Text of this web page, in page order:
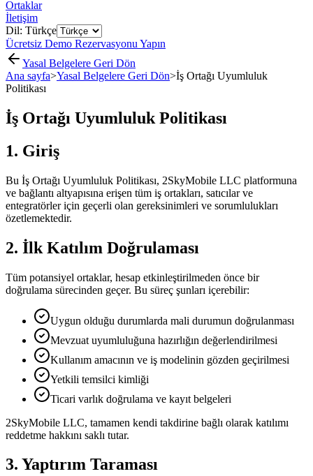
Ortaklar
İletişim
Dil: Türkçe
Ücretsiz Demo Rezervasyonu Yapın
Yasal Belgelere Geri Dön
Ana sayfa>Yasal Belgelere Geri Dön>İş Ortağı Uyumluluk
Politikası
İş Ortağı Uyumluluk Politikası
1. Giriş
Bu İş Ortağı Uyumluluk Politikası, 2SkyMobile LLC platformuna
ve bağlantı altyapısına erişen tüm iş ortakları, satıcılar ve
entegratörler için geçerli olan gereksinimleri ve sorumlulukları
özetlemektedir.
2. İlk Katılım Doğrulaması
Tüm potansiyel ortaklar, hesap etkinleştirilmeden önce bir
doğrulama sürecinden geçer. Bu süreç şunları içerebilir:
Uygun olduğu durumlarda mali durumun doğrulanması
Mevzuat uyumluluğuna hazırlığın değerlendirilmesi
Kullanım amacının ve iş modelinin gözden geçirilmesi
Yetkili temsilci kimliği
Ticari varlık doğrulama ve kayıt belgeleri
2SkyMobile LLC, tamamen kendi takdirine bağlı olarak katılımı
reddetme hakkını saklı tutar.
3. Yaptırım Taraması